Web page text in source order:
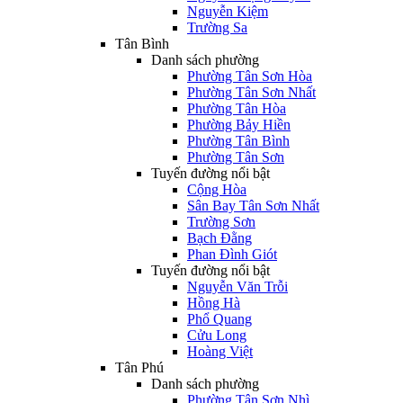
Nguyễn Kiệm
Trường Sa
Tân Bình
Danh sách phường
Phường Tân Sơn Hòa
Phường Tân Sơn Nhất
Phường Tân Hòa
Phường Bảy Hiền
Phường Tân Bình
Phường Tân Sơn
Tuyến đường nổi bật
Cộng Hòa
Sân Bay Tân Sơn Nhất
Trường Sơn
Bạch Đằng
Phan Đình Giót
Tuyến đường nổi bật
Nguyễn Văn Trỗi
Hồng Hà
Phổ Quang
Cửu Long
Hoàng Việt
Tân Phú
Danh sách phường
Phường Tân Sơn Nhì